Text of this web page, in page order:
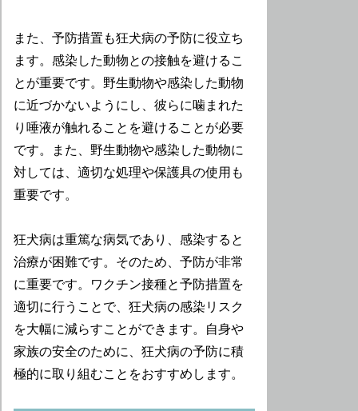
また、予防措置も狂犬病の予防に役立ち
ます。感染した動物との接触を避けるこ
とが重要です。野生動物や感染した動物
に近づかないようにし、彼らに噛まれた
り唾液が触れることを避けることが必要
です。また、野生動物や感染した動物に
対しては、適切な処理や保護具の使用も
重要です。
狂犬病は重篤な病気であり、感染すると
治療が困難です。そのため、予防が非常
に重要です。ワクチン接種と予防措置を
適切に行うことで、狂犬病の感染リスク
を大幅に減らすことができます。自身や
家族の安全のために、狂犬病の予防に積
極的に取り組むことをおすすめします。